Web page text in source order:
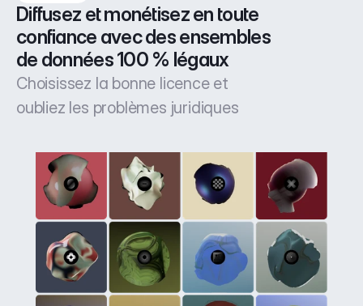
Diffusez et monétisez en toute
confiance avec des ensembles
de données 100 % légaux
Choisissez la bonne licence et
oubliez les problèmes juridiques